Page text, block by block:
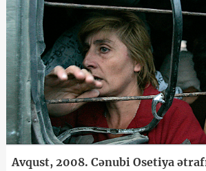
Avqust, 2008. Cənubi Osetiya